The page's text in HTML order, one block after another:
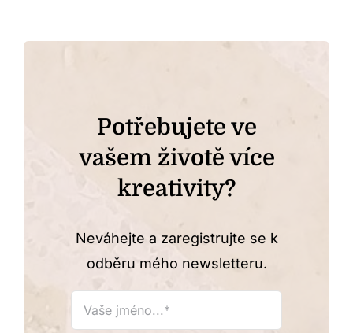
Potřebujete ve
vašem životě více
kreativity?
Neváhejte a zaregistrujte se k
odběru mého newsletteru.